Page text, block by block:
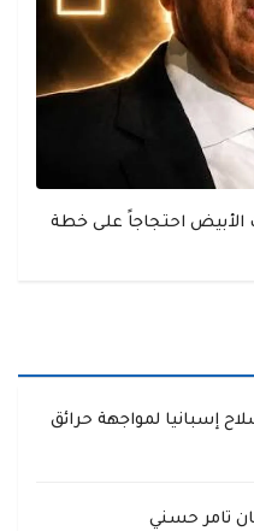
الأبيض احتجاجاً على خطة
إسبانيا لمواجهة حرائق
تامر حسني